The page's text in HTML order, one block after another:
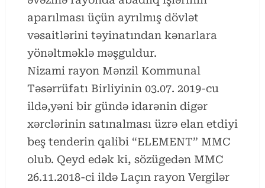
aparılması üçün ayrılmış dövlət
vəsaitlərini təyinatından kənarlara
yönəltməklə məşguldur.
Nizami rayon Mənzil Kommunal
Təsərrüfatı Birliyinin 03.07. 2019-cu
ildə,yəni bir gündə idarənin digər
xərclərinin satınalması üzrə elan etdiyi
beş tenderin qalibi “ELEMENT” MMC
olub. Qeyd edək ki, sözügedən MMC
26.11.2018-ci ildə Laçın rayon Vergilər